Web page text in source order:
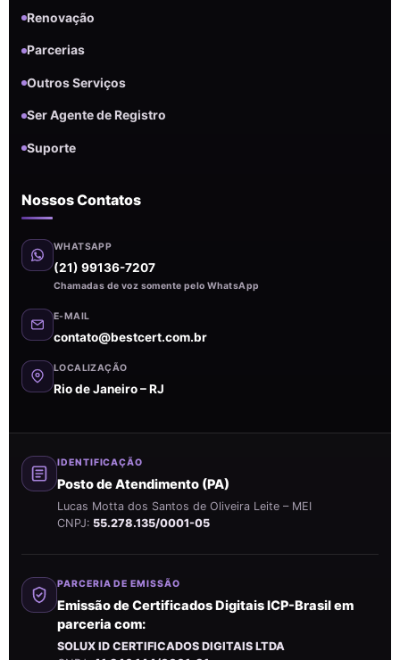
Renovação
Parcerias
Outros Serviços
Ser Agente de Registro
Suporte
Nossos Contatos
WHATSAPP
(21) 99136-7207
Chamadas de voz somente pelo WhatsApp
E-MAIL
contato@bestcert.com.br
LOCALIZAÇÃO
Rio de Janeiro – RJ
IDENTIFICAÇÃO
Posto de Atendimento (PA)
Lucas Motta dos Santos de Oliveira Leite – MEI
CNPJ: 55.278.135/0001-05
PARCERIA DE EMISSÃO
Emissão de Certificados Digitais ICP-Brasil em
parceria com:
SOLUX ID CERTIFICADOS DIGITAIS LTDA